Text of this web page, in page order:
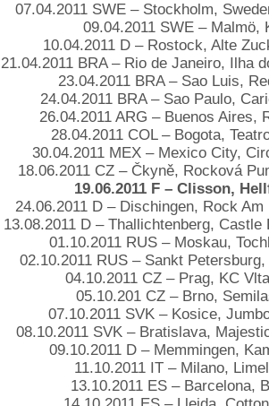
07.04.2011 SWE – Stockholm,
09.04.2011 SWE – Malmö,
10.04.2011 D – Rostock, Alte
21.04.2011 BRA – Rio de Janeiro, Ilha
23.04.2011 BRA – Sao Luis,
24.04.2011 BRA – Sao Paulo,
26.04.2011 ARG – Buenos Aires,
28.04.2011 COL – Bogota,
30.04.2011 MEX – Mexico City,
18.06.2011 CZ – Čkyně, Rocková
19.06.2011 F – Clisson,
24.06.2011 D – Dischingen, Rock
13.08.2011 D – Thallichtenberg, Castle
01.10.2011 RUS – Moskau,
02.10.2011 RUS – Sankt
04.10.2011 CZ – Prag, KC
05.10.201 CZ – Brno,
07.10.2011 SVK – Kosice,
08.10.2011 SVK – Bratislava,
09.10.2011 D – Memmingen,
11.10.2011 IT – Milano,
13.10.2011 ES – Barcelona,